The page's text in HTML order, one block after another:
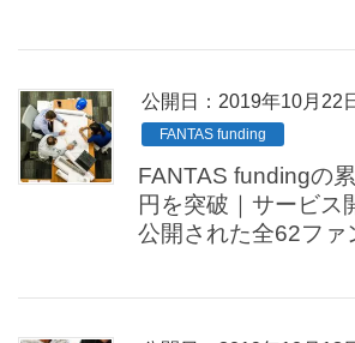
公開日： 2019年10月22
FANTAS funding
FANTAS fundingの
円を突破｜サービス
公開された全62ファ